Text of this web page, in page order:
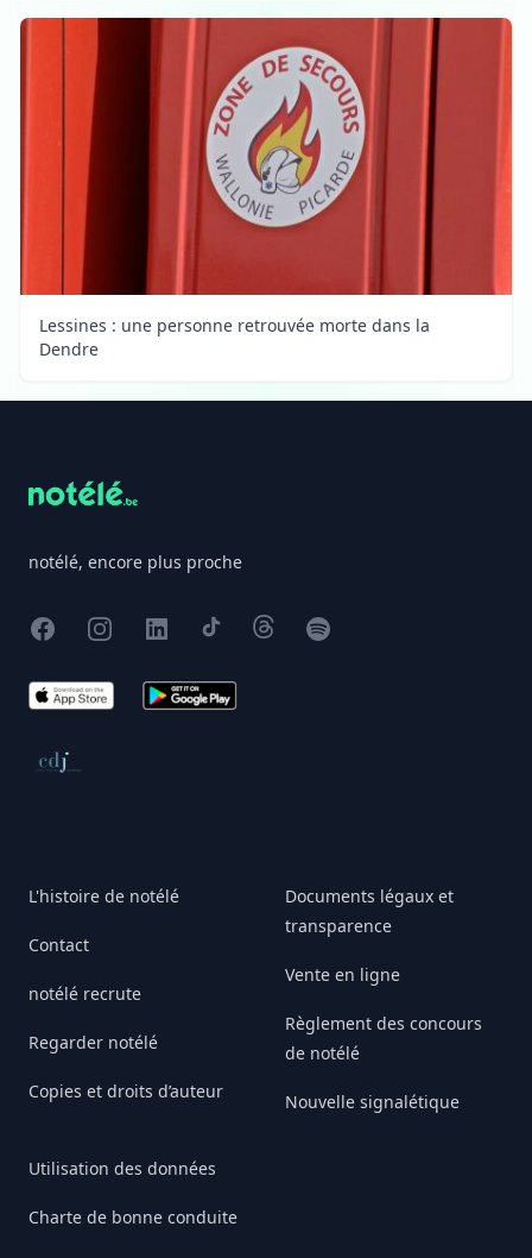
Lessines : une personne retrouvée morte dans la
Dendre
notélé, encore plus proche
FacebookInstagram
X TikTokThreadsSpotify
App Store Google Play
Conseil de déontologie journalistique
L'histoire de notélé
Contact
notélé recrute
Regarder notélé
Copies et droits d’auteur
Utilisation des données
Charte de bonne conduite
Documents légaux et
transparence
Vente en ligne
Règlement des concours
de notélé
Nouvelle signalétique